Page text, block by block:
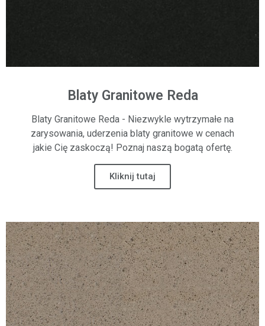
Blaty Granitowe Reda
Blaty Granitowe Reda - Niezwykle wytrzymałe na
zarysowania, uderzenia blaty granitowe w cenach
jakie Cię zaskoczą! Poznaj naszą bogatą ofertę.
Kliknij tutaj